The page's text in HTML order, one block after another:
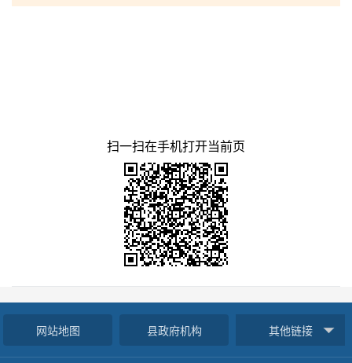
扫一扫在手机打开当前页
网站地图 县政府机构 其他链接